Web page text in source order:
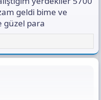
geldi bime ve
güzel para